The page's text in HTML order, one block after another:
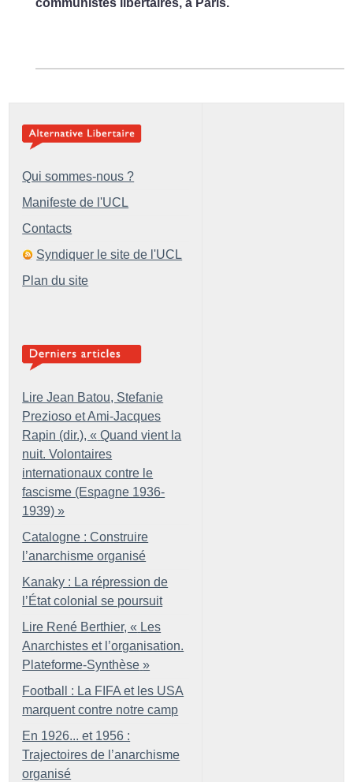
Qui sommes-nous ?
Manifeste de l'UCL
Contacts
Syndiquer le site de l'UCL
Plan du site
Lire Jean Batou, Stefanie
Prezioso et Ami-Jacques
Rapin (dir.), « Quand vient la
nuit. Volontaires
internationaux contre le
fascisme (Espagne 1936-
1939) »
Catalogne : Construire
l’anarchisme organisé
Kanaky : La répression de
l’État colonial se poursuit
Lire René Berthier, « Les
Anarchistes et l’organisation.
Plateforme-Synthèse »
Football : La FIFA et les USA
marquent contre notre camp
En 1926... et 1956 :
Trajectoires de l’anarchisme
organisé